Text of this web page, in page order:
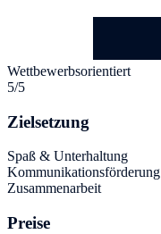
Wettbewerbsorientiert
5/5
Zielsetzung
Spaß & Unterhaltung
Kommunikationsförderung
Zusammenarbeit
Preise